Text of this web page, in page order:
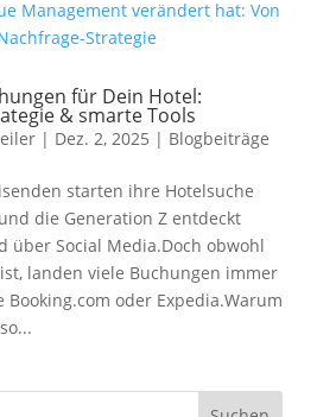
für Dein Hotel:
& smarte Tools
| Dez. 2, 2025 | Blogbeiträge
starten ihre Hotelsuche
die Generation Z entdeckt
über Social Media.Doch obwohl
landen viele Buchungen immer
Booking.com oder Expedia.Warum